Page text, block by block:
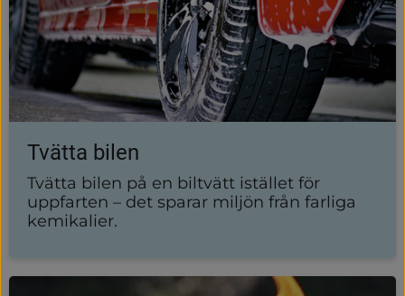
Tvätta bilen
Tvätta bilen på en biltvätt istället för
uppfarten – det sparar miljön från farliga
kemikalier.